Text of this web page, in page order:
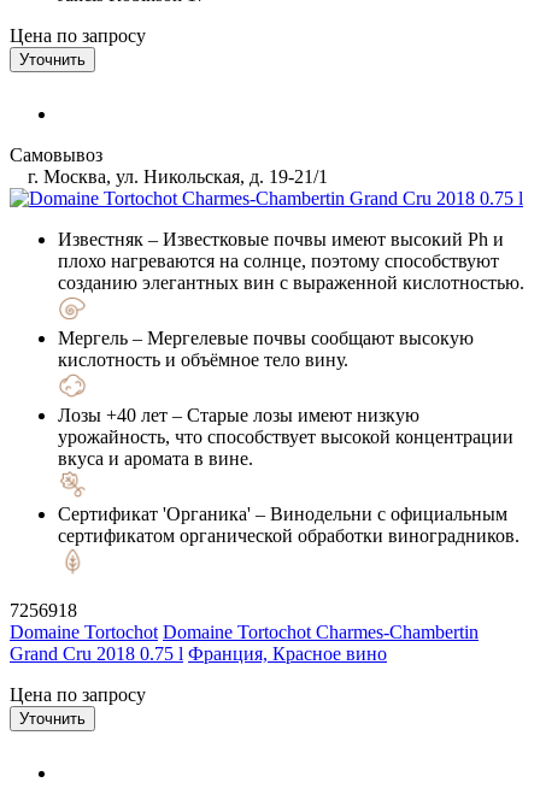
Цена по запросу
Уточнить
Самовывоз
г. Москва, ул. Никольская, д. 19-21/1
Известняк – Известковые почвы имеют высокий Ph и
плохо нагреваются на солнце, поэтому способствуют
созданию элегантных вин с выраженной кислотностью.
Мергель – Мергелевые почвы сообщают высокую
кислотность и объёмное тело вину.
Лозы +40 лет – Старые лозы имеют низкую
урожайность, что способствует высокой концентрации
вкуса и аромата в вине.
Сертификат 'Органика' – Винодельни с официальным
сертификатом органической обработки виноградников.
7256918
Domaine Tortochot Domaine Tortochot Charmes-Chambertin
Grand Cru 2018 0.75 l Франция, Красное вино
Цена по запросу
Уточнить